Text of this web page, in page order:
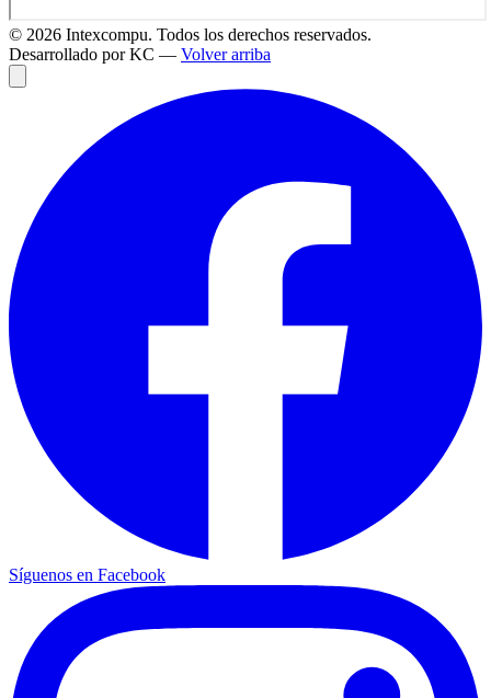
© 2026 Intexcompu. Todos los derechos reservados.
Desarrollado por KC — Volver arriba
Síguenos en Facebook